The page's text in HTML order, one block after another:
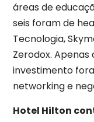
áreas de
seis foram de
Tecnologia,
Zerodox.
investimento
networking e
Hotel Hilton